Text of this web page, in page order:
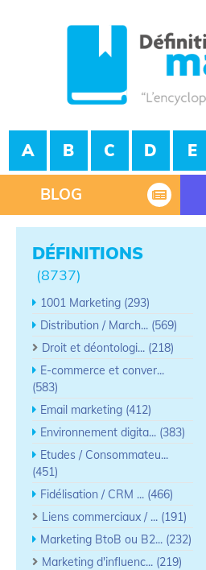
A B C D E
BLOG
DÉFINITIONS
(8737)
1001 Marketing (293)
Distribution / March... (569)
Droit et déontologi... (218)
E-commerce et conver...
(583)
Email marketing (412)
Environnement digita... (383)
Etudes / Consommateu...
(451)
Fidélisation / CRM ... (466)
Liens commerciaux / ... (191)
Marketing BtoB ou B2... (232)
Marketing d'influenc... (219)